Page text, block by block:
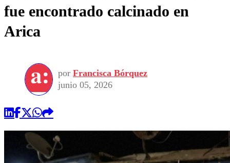
fue encontrado calcinado en
Arica
por Francisca Bórquez
junio 05, 2026